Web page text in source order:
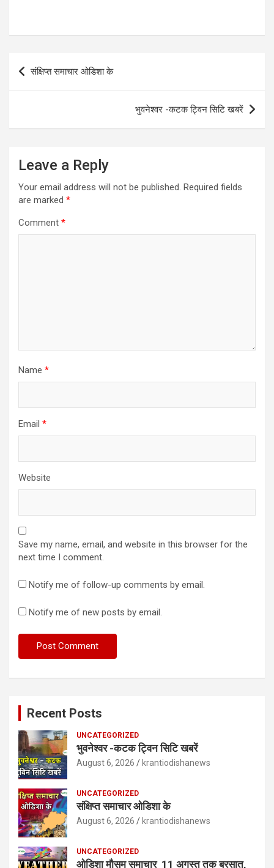
Post
navigation
संक्षिप्त समाचार ओडिशा के
भुवनेश्वर -कटक ट्विन सिटि खबरें
Leave a Reply
Your email address will not be published. Required fields
are marked *
Comment *
Name *
Email *
Website
Save my name, email, and website in this browser for the
next time I comment.
Notify me of follow-up comments by email.
Notify me of new posts by email.
Recent Posts
UNCATEGORIZED
भुवनेश्वर -कटक ट्विन सिटि खबरें
August 6, 2026 krantiodishanews
UNCATEGORIZED
संक्षिप्त समाचार ओडिशा के
August 6, 2026 krantiodishanews
UNCATEGORIZED
ओडिशा मौसम समाचार 11 अगस्त तक बरसात,